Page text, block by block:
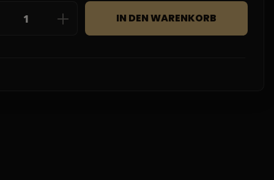
Anzahl: Gib den gewünschten
IN DEN WARENKORB